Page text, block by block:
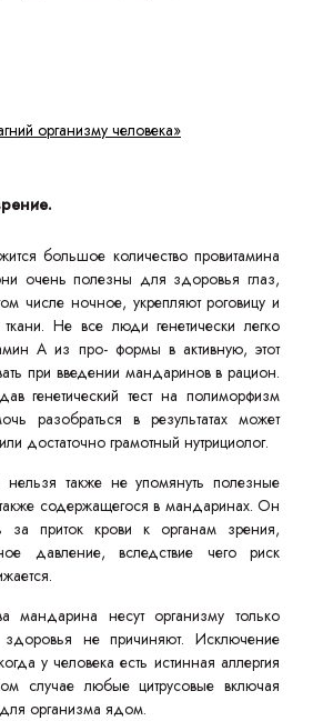
организму человека»
большое количество провитамина
очень полезны для здоровья глаз,
числе ночное, укрепляют роговицу и
Не все люди генетически легко
А из про- формы в активную, этот
при введении мандаринов в рацион.
генетический тест на полиморфизм
разобраться в результатах может
достаточно грамотный нутрициолог.
также не упомянуть полезные
содержащегося в мандаринах. Он
за приток крови к органам зрения,
давление, вследствие чего риск
мандарина несут организму только
не причиняют. Исключение
у человека есть истинная аллергия
случае любые цитрусовые включая
организма ядом.